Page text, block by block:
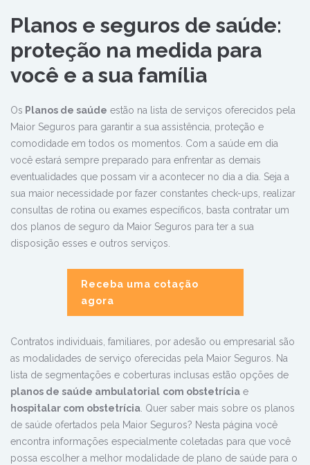
Planos e seguros de saúde:
proteção na medida para
você e a sua família
Os Planos de saúde estão na lista de serviços oferecidos pela
Maior Seguros para garantir a sua assistência, proteção e
comodidade em todos os momentos. Com a saúde em dia
você estará sempre preparado para enfrentar as demais
eventualidades que possam vir a acontecer no dia a dia. Seja a
sua maior necessidade por fazer constantes check-ups, realizar
consultas de rotina ou exames específicos, basta contratar um
dos planos de seguro da Maior Seguros para ter a sua
disposição esses e outros serviços.
Receba uma cotação
agora
Contratos individuais, familiares, por adesão ou empresarial são
as modalidades de serviço oferecidas pela Maior Seguros. Na
lista de segmentações e coberturas inclusas estão opções de
planos de saúde ambulatorial com obstetrícia e
hospitalar com obstetrícia. Quer saber mais sobre os planos
de saúde ofertados pela Maior Seguros? Nesta página você
encontra informações especialmente coletadas para que você
possa escolher a melhor modalidade de plano de saúde para o